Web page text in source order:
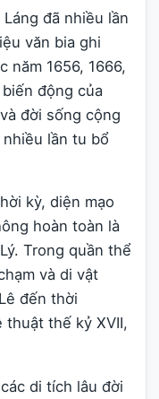
đã nhiều lần
văn bia ghi
năm 1656, 1666,
động của
đời sống cộng
lần tu bổ
kỳ, diện mạo
hoàn toàn là
Trong quần thể
và di vật
đến thời
thuật thế kỷ XVII,
di tích lâu đời